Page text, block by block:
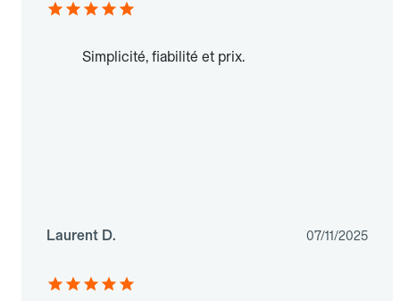
Simplicité, fiabilité et prix.
Laurent D. 07/11/2025